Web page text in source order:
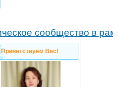
сообщество в рамках
Приветствуем Вас!